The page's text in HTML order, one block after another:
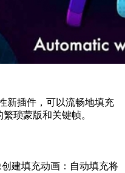
新插件，可以流畅地填充
琐蒙版和关键帧。
建填充动画：自动填充将